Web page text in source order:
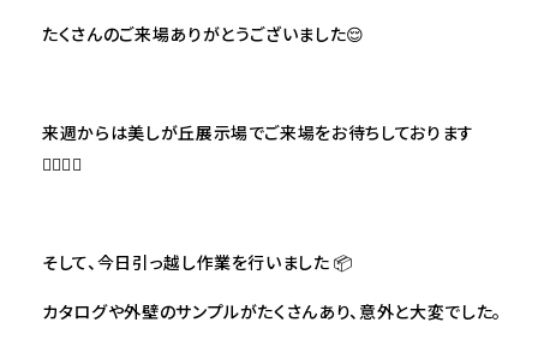
たくさんのご来場ありがとうございました😌
来週からは美しが丘展示場でご来場をお待ちしております
🙇🏻‍♀️✨
そして、今日引っ越し作業を行いました 📦
カタログや外壁のサンプルがたくさんあり、意外と大変でした。